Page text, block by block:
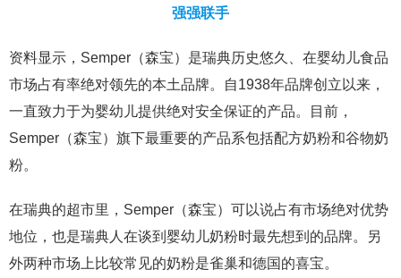
强强联手
资料显示，Semper（森宝）是瑞典历史悠久、在婴幼儿食品
市场占有率绝对领先的本土品牌。自1938年品牌创立以来，
一直致力于为婴幼儿提供绝对安全保证的产品。目前，
Semper（森宝）旗下最重要的产品系包括配方奶粉和谷物奶
粉。
在瑞典的超市里，Semper（森宝）可以说占有市场绝对优势
地位，也是瑞典人在谈到婴幼儿奶粉时最先想到的品牌。另
外两种市场上比较常见的奶粉是雀巢和德国的喜宝。